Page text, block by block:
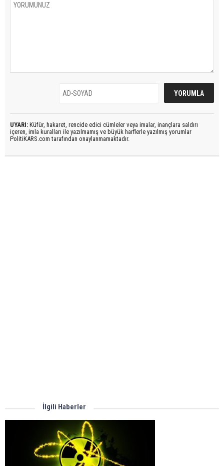
UYARI: Küfür, hakaret, rencide edici cümleler veya imalar, inançlara saldırı
içeren, imla kuralları ile yazılmamış ve büyük harflerle yazılmış yorumlar
PolitiKARS.com tarafından onaylanmamaktadır.
İlgili Haberler